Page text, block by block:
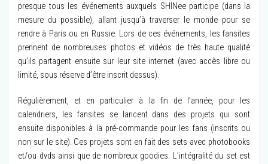
presque tous les événements auxquels SHINee participe (dans la
mesure du possible), allant jusqu’à traverser le monde pour se
rendre à Paris ou en Russie. Lors de ces événements, les fansites
prennent de nombreuses photos et vidéos de très haute qualité
qu’ils partagent ensuite sur leur site internet (avec accès libre ou
limité, sous réserve d’être inscrit dessus).
Régulièrement, et en particulier à la fin de l’année, pour les
calendriers, les fansites se lancent dans des projets qui sont
ensuite disponibles à la pré-commande pour les fans (inscrits ou
non sur le site). Ces projets sont en fait des sets avec photobooks
et/ou dvds ainsi que de nombreux goodies. L’intégralité du set est